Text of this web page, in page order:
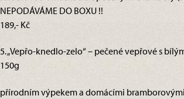
NEPODÁVÁME DO BOXU !!
189,- Kč
5. „Vepřo-knedlo-zelo“ – pečené vepřové s
150g
přírodním výpekem a domácími